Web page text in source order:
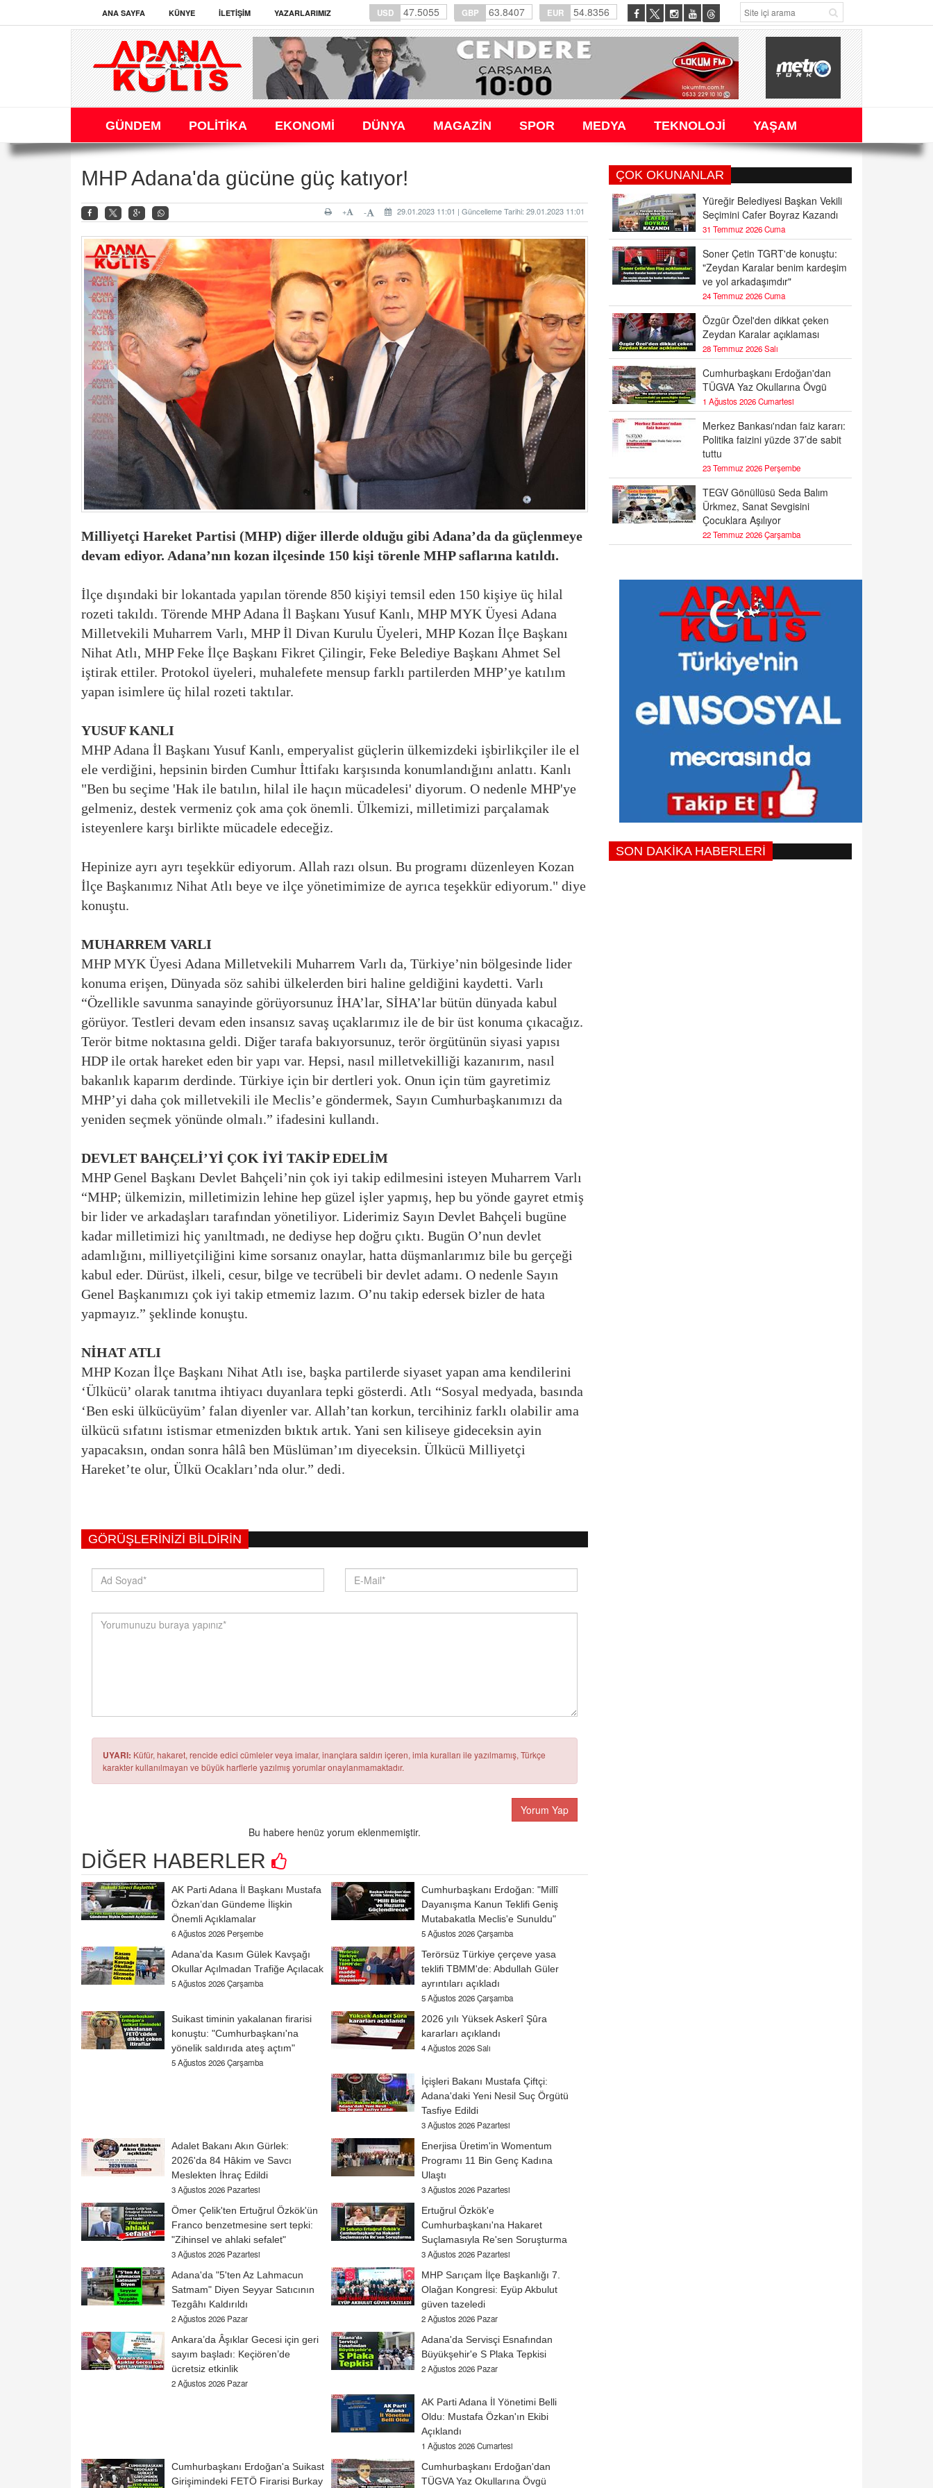
ANA SAYFA KÜNYE İLETIŞIM YAZARLARIMIZ USD 47.5055 GBP 63.8407 EUR 54.8356
GÜNDEM POLİTİKA EKONOMİ DÜNYA MAGAZİN SPOR MEDYA TEKNOLOJİ YAŞAM
MHP Adana'da gücüne güç katıyor!
29.01.2023 11:01 | Güncelleme Tarihi: 29.01.2023 11:01
-
+
Milliyetçi Hareket Partisi (MHP) diğer illerde olduğu gibi Adana’da da güçlenmeye
devam ediyor. Adana’nın kozan ilçesinde 150 kişi törenle MHP saflarına katıldı.
İlçe dışındaki bir lokantada yapılan törende 850 kişiyi temsil eden 150 kişiye üç hilal
rozeti takıldı. Törende MHP Adana İl Başkanı Yusuf Kanlı, MHP MYK Üyesi Adana
Milletvekili Muharrem Varlı, MHP İl Divan Kurulu Üyeleri, MHP Kozan İlçe Başkanı
Nihat Atlı, MHP Feke İlçe Başkanı Fikret Çilingir, Feke Belediye Başkanı Ahmet Sel
iştirak ettiler. Protokol üyeleri, muhalefete mensup farklı partilerden MHP’ye katılım
yapan isimlere üç hilal rozeti taktılar.
YUSUF KANLI
MHP Adana İl Başkanı Yusuf Kanlı, emperyalist güçlerin ülkemizdeki işbirlikçiler ile el
ele verdiğini, hepsinin birden Cumhur İttifakı karşısında konumlandığını anlattı. Kanlı
"Ben bu seçime 'Hak ile batılın, hilal ile haçın mücadelesi' diyorum. O nedenle MHP'ye
gelmeniz, destek vermeniz çok ama çok önemli. Ülkemizi, milletimizi parçalamak
isteyenlere karşı birlikte mücadele edeceğiz.
Hepinize ayrı ayrı teşekkür ediyorum. Allah razı olsun. Bu programı düzenleyen Kozan
İlçe Başkanımız Nihat Atlı beye ve ilçe yönetimimize de ayrıca teşekkür ediyorum." diye
konuştu.
MUHARREM VARLI
MHP MYK Üyesi Adana Milletvekili Muharrem Varlı da, Türkiye’nin bölgesinde lider
konuma erişen, Dünyada söz sahibi ülkelerden biri haline geldiğini kaydetti. Varlı
“Özellikle savunma sanayinde görüyorsunuz İHA’lar, SİHA’lar bütün dünyada kabul
görüyor. Testleri devam eden insansız savaş uçaklarımız ile de bir üst konuma çıkacağız.
Terör bitme noktasına geldi. Diğer tarafa bakıyorsunuz, terör örgütünün siyasi yapısı
HDP ile ortak hareket eden bir yapı var. Hepsi, nasıl milletvekilliği kazanırım, nasıl
bakanlık kaparım derdinde. Türkiye için bir dertleri yok. Onun için tüm gayretimiz
MHP’yi daha çok milletvekili ile Meclis’e göndermek, Sayın Cumhurbaşkanımızı da
yeniden seçmek yönünde olmalı.” ifadesini kullandı.
DEVLET BAHÇELİ’Yİ ÇOK İYİ TAKİP EDELİM
MHP Genel Başkanı Devlet Bahçeli’nin çok iyi takip edilmesini isteyen Muharrem Varlı
“MHP; ülkemizin, milletimizin lehine hep güzel işler yapmış, hep bu yönde gayret etmiş
bir lider ve arkadaşları tarafından yönetiliyor. Liderimiz Sayın Devlet Bahçeli bugüne
kadar milletimizi hiç yanıltmadı, ne dediyse hep doğru çıktı. Bugün O’nun devlet
adamlığını, milliyetçiliğini kime sorsanız onaylar, hatta düşmanlarımız bile bu gerçeği
kabul eder. Dürüst, ilkeli, cesur, bilge ve tecrübeli bir devlet adamı. O nedenle Sayın
Genel Başkanımızı çok iyi takip etmemiz lazım. O’nu takip edersek bizler de hata
yapmayız.” şeklinde konuştu.
NİHAT ATLI
MHP Kozan İlçe Başkanı Nihat Atlı ise, başka partilerde siyaset yapan ama kendilerini
‘Ülkücü’ olarak tanıtma ihtiyacı duyanlara tepki gösterdi. Atlı “Sosyal medyada, basında
‘Ben eski ülkücüyüm’ falan diyenler var. Allah’tan korkun, tercihiniz farklı olabilir ama
ülkücü sıfatını istismar etmenizden bıktık artık. Yani sen kiliseye gideceksin ayin
yapacaksın, ondan sonra hâlâ ben Müslüman’ım diyeceksin. Ülkücü Milliyetçi
Hareket’te olur, Ülkü Ocakları’nda olur.” dedi.
GÖRÜŞLERINIZI BILDIRIN
UYARI: Küfür, hakaret, rencide edici cümleler veya imalar, inançlara saldırı içeren, imla kuralları ile yazılmamış, Türkçe
karakter kullanılmayan ve büyük harflerle yazılmış yorumlar onaylanmamaktadır.
Yorum Yap
Bu habere henüz yorum eklenmemiştir.
DİĞER HABERLER
AK Parti Adana İl Başkanı Mustafa
Özkan’dan Gündeme İlişkin
Önemli Açıklamalar
6 Ağustos 2026 Perşembe
Cumhurbaşkanı Erdoğan: "Millî
Dayanışma Kanun Teklifi Geniş
Mutabakatla Meclis'e Sunuldu"
5 Ağustos 2026 Çarşamba
Adana'da Kasım Gülek Kavşağı
Okullar Açılmadan Trafiğe Açılacak
5 Ağustos 2026 Çarşamba
Terörsüz Türkiye çerçeve yasa
teklifi TBMM'de: Abdullah Güler
ayrıntıları açıkladı
5 Ağustos 2026 Çarşamba
Suikast timinin yakalanan firarisi
konuştu: "Cumhurbaşkanı'na
yönelik saldırıda ateş açtım"
5 Ağustos 2026 Çarşamba
2026 yılı Yüksek Askerî Şûra
kararları açıklandı
4 Ağustos 2026 Salı
İçişleri Bakanı Mustafa Çiftçi:
Adana'daki Yeni Nesil Suç Örgütü
Tasfiye Edildi
3 Ağustos 2026 Pazartesi
Adalet Bakanı Akın Gürlek:
2026'da 84 Hâkim ve Savcı
Meslekten İhraç Edildi
3 Ağustos 2026 Pazartesi
Enerjisa Üretim'in Womentum
Programı 11 Bin Genç Kadına
Ulaştı
3 Ağustos 2026 Pazartesi
Ömer Çelik'ten Ertuğrul Özkök'ün
Franco benzetmesine sert tepki:
"Zihinsel ve ahlaki sefalet"
3 Ağustos 2026 Pazartesi
Ertuğrul Özkök'e
Cumhurbaşkanı'na Hakaret
Suçlamasıyla Re'sen Soruşturma
3 Ağustos 2026 Pazartesi
Adana'da "5'ten Az Lahmacun
Satmam" Diyen Seyyar Satıcının
Tezgâhı Kaldırıldı
2 Ağustos 2026 Pazar
MHP Sarıçam İlçe Başkanlığı 7.
Olağan Kongresi: Eyüp Akbulut
güven tazeledi
2 Ağustos 2026 Pazar
Ankara’da Âşıklar Gecesi için geri
sayım başladı: Keçiören’de
ücretsiz etkinlik
2 Ağustos 2026 Pazar
Adana'da Servisçi Esnafından
Büyükşehir'e S Plaka Tepkisi
2 Ağustos 2026 Pazar
AK Parti Adana İl Yönetimi Belli
Oldu: Mustafa Özkan'ın Ekibi
Açıklandı
1 Ağustos 2026 Cumartesi
Cumhurbaşkanı Erdoğan'a Suikast
Girişimindeki FETÖ Firarisi Burkay
Cumhurbaşkanı Erdoğan'dan
TÜGVA Yaz Okullarına Övgü
ÇOK OKUNANLAR
Yüreğir Belediyesi Başkan Vekili
Seçimini Cafer Boyraz Kazandı
31 Temmuz 2026 Cuma
Soner Çetin TGRT'de konuştu:
"Zeydan Karalar benim kardeşim
ve yol arkadaşımdır"
24 Temmuz 2026 Cuma
Özgür Özel'den dikkat çeken
Zeydan Karalar açıklaması
28 Temmuz 2026 Salı
Cumhurbaşkanı Erdoğan'dan
TÜGVA Yaz Okullarına Övgü
1 Ağustos 2026 Cumartesi
Merkez Bankası'ndan faiz kararı:
Politika faizini yüzde 37’de sabit
tuttu
23 Temmuz 2026 Perşembe
TEGV Gönüllüsü Seda Balım
Ürkmez, Sanat Sevgisini
Çocuklara Aşılıyor
22 Temmuz 2026 Çarşamba
SON DAKİKA HABERLERİ